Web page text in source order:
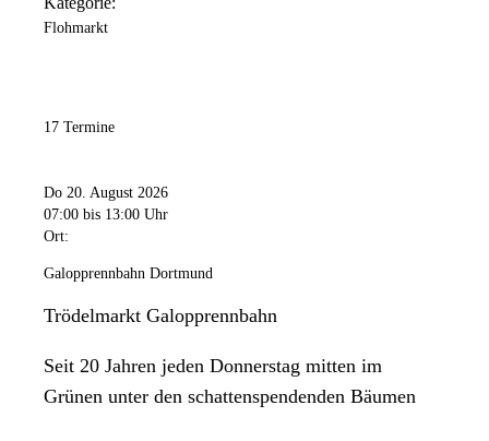
Flohmarkt
17 Termine
Do 20. August 2026
07:00 bis 13:00 Uhr
Ort:
Galopprennbahn Dortmund
Trödelmarkt Galopprennbahn
Seit 20 Jahren jeden Donnerstag mitten im
Grünen unter den schattenspendenden Bäumen